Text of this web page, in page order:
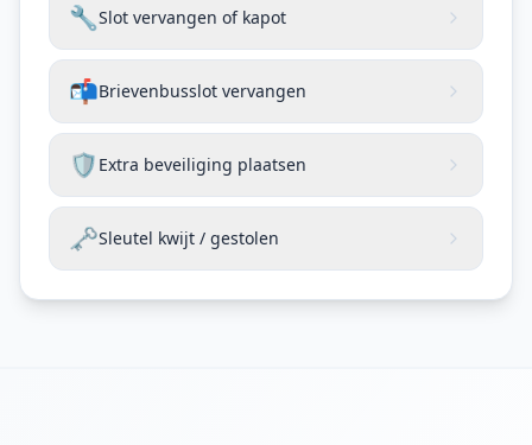
🔧Slot vervangen of kapot
📬Brievenbusslot vervangen
🛡️ Extra beveiliging plaatsen
🗝️Sleutel kwijt / gestolen